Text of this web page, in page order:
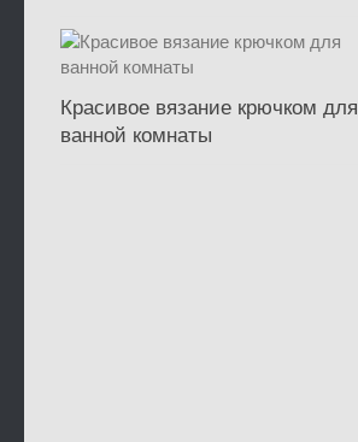
Красивое вязание крючком для
ванной комнаты